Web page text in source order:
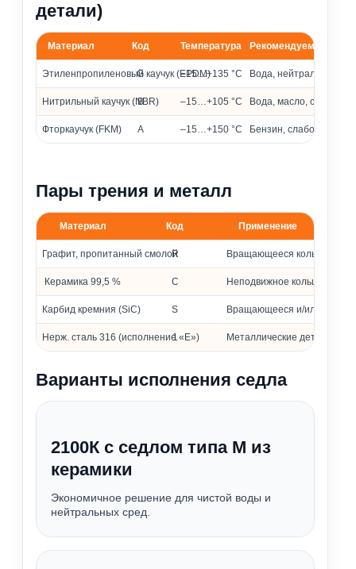
детали)
Материалы эластомеров и их применение
Материал Код Температура Рекомендуемые
Этиленпропиленовый каучук (EPDM)
G –15…+135 °C Вода, нейтральные и
Нитрильный каучук (NBR)
B –15…+105 °C Вода, масло,
Фторкаучук (FKM) A –15…+150 °C Бензин,
Пары трения и металл
Материалы колец и металлических частей
Материал Код Применение
Графит, пропитанный смолой
R Вращающееся кольцо
Керамика 99,5 % C Неподвижное кольцо
Карбид кремния (SiC) S Вращающееся и/или
Нерж. сталь 316 (исполнение «Е»)
1 Металлические детали
Варианты исполнения седла
2100К с седлом типа М из
керамики
Экономичное решение для чистой воды и
нейтральных сред.